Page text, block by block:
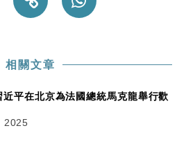
相關文章
近平在北京為法國總統馬克龍舉行歡
2025